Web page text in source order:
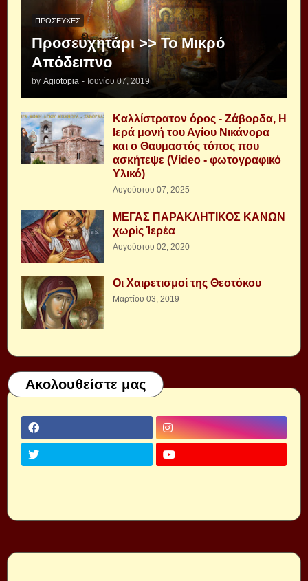
ΠΡΟΣΕΥΧΈΣ
Προσευχητάρι >> Το Μικρό
Απόδειπνο
by Agiotopia - Ιουνίου 07, 2019
Καλλίστρατον όρος - Ζάβορδα, Η
Ιερά μονή του Αγίου Νικάνορα
και ο Θαυμαστός τόπος που
ασκήτεψε (Video - φωτογραφικό
Υλικό)
Αυγούστου 07, 2025
ΜΕΓΑΣ ΠΑΡΑΚΛΗΤΙΚΟΣ ΚΑΝΩΝ
χωρὶς Ἱερέα
Αυγούστου 02, 2020
Οι Χαιρετισμοί της Θεοτόκου
Μαρτίου 03, 2019
Ακολουθείστε μας